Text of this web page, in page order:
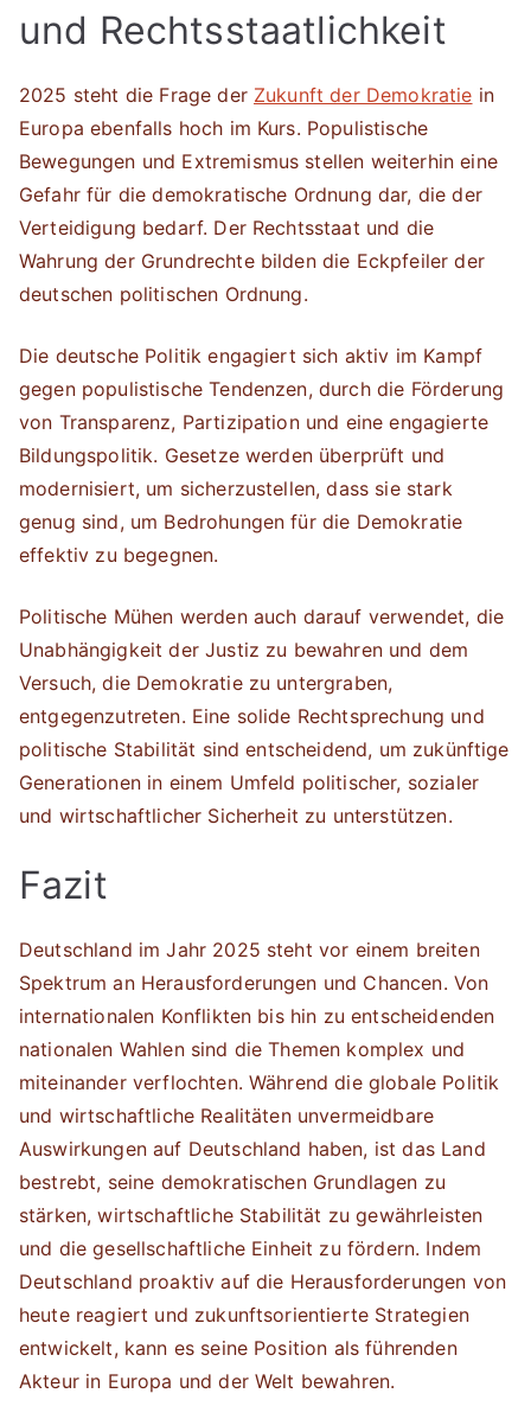
und Rechtsstaatlichkeit
2025 steht die Frage der Zukunft der Demokratie in
Europa ebenfalls hoch im Kurs. Populistische
Bewegungen und Extremismus stellen weiterhin eine
Gefahr für die demokratische Ordnung dar, die der
Verteidigung bedarf. Der Rechtsstaat und die
Wahrung der Grundrechte bilden die Eckpfeiler der
deutschen politischen Ordnung.
Die deutsche Politik engagiert sich aktiv im Kampf
gegen populistische Tendenzen, durch die Förderung
von Transparenz, Partizipation und eine engagierte
Bildungspolitik. Gesetze werden überprüft und
modernisiert, um sicherzustellen, dass sie stark
genug sind, um Bedrohungen für die Demokratie
effektiv zu begegnen.
Politische Mühen werden auch darauf verwendet, die
Unabhängigkeit der Justiz zu bewahren und dem
Versuch, die Demokratie zu untergraben,
entgegenzutreten. Eine solide Rechtsprechung und
politische Stabilität sind entscheidend, um zukünftige
Generationen in einem Umfeld politischer, sozialer
und wirtschaftlicher Sicherheit zu unterstützen.
Fazit
Deutschland im Jahr 2025 steht vor einem breiten
Spektrum an Herausforderungen und Chancen. Von
internationalen Konflikten bis hin zu entscheidenden
nationalen Wahlen sind die Themen komplex und
miteinander verflochten. Während die globale Politik
und wirtschaftliche Realitäten unvermeidbare
Auswirkungen auf Deutschland haben, ist das Land
bestrebt, seine demokratischen Grundlagen zu
stärken, wirtschaftliche Stabilität zu gewährleisten
und die gesellschaftliche Einheit zu fördern. Indem
Deutschland proaktiv auf die Herausforderungen von
heute reagiert und zukunftsorientierte Strategien
entwickelt, kann es seine Position als führenden
Akteur in Europa und der Welt bewahren.